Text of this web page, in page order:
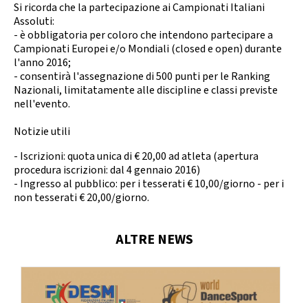
Si ricorda che la partecipazione ai Campionati Italiani
Assoluti:
- è obbligatoria per coloro che intendono partecipare a
Campionati Europei e/o Mondiali (closed e open) durante
l'anno 2016;
- consentirà l'assegnazione di 500 punti per le Ranking
Nazionali, limitatamente alle discipline e classi previste
nell'evento.
Notizie utili
- Iscrizioni: quota unica di € 20,00 ad atleta (apertura
procedura iscrizioni: dal 4 gennaio 2016)
- Ingresso al pubblico: per i tesserati € 10,00/giorno - per i
non tesserati € 20,00/giorno.
ALTRE NEWS